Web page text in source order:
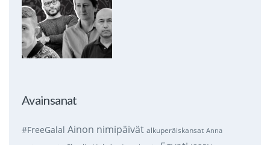
Avainsanat
#FreeGalal Ainon nimipäivät alkuperäiskansat Anna